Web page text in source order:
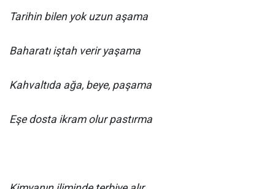
Tarihin bilen yok uzun aşama
Baharatı iştah verir yaşama
Kahvaltıda ağa, beye, paşama
Eşe dosta ikram olur pastırma